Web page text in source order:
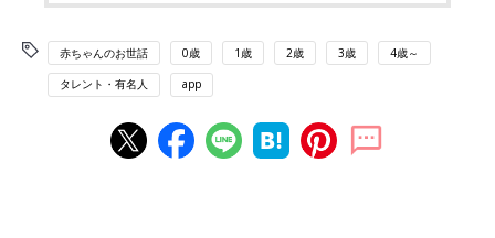
赤ちゃんのお世話 0歳 1歳 2歳 3歳 4歳～
タレント・有名人 app